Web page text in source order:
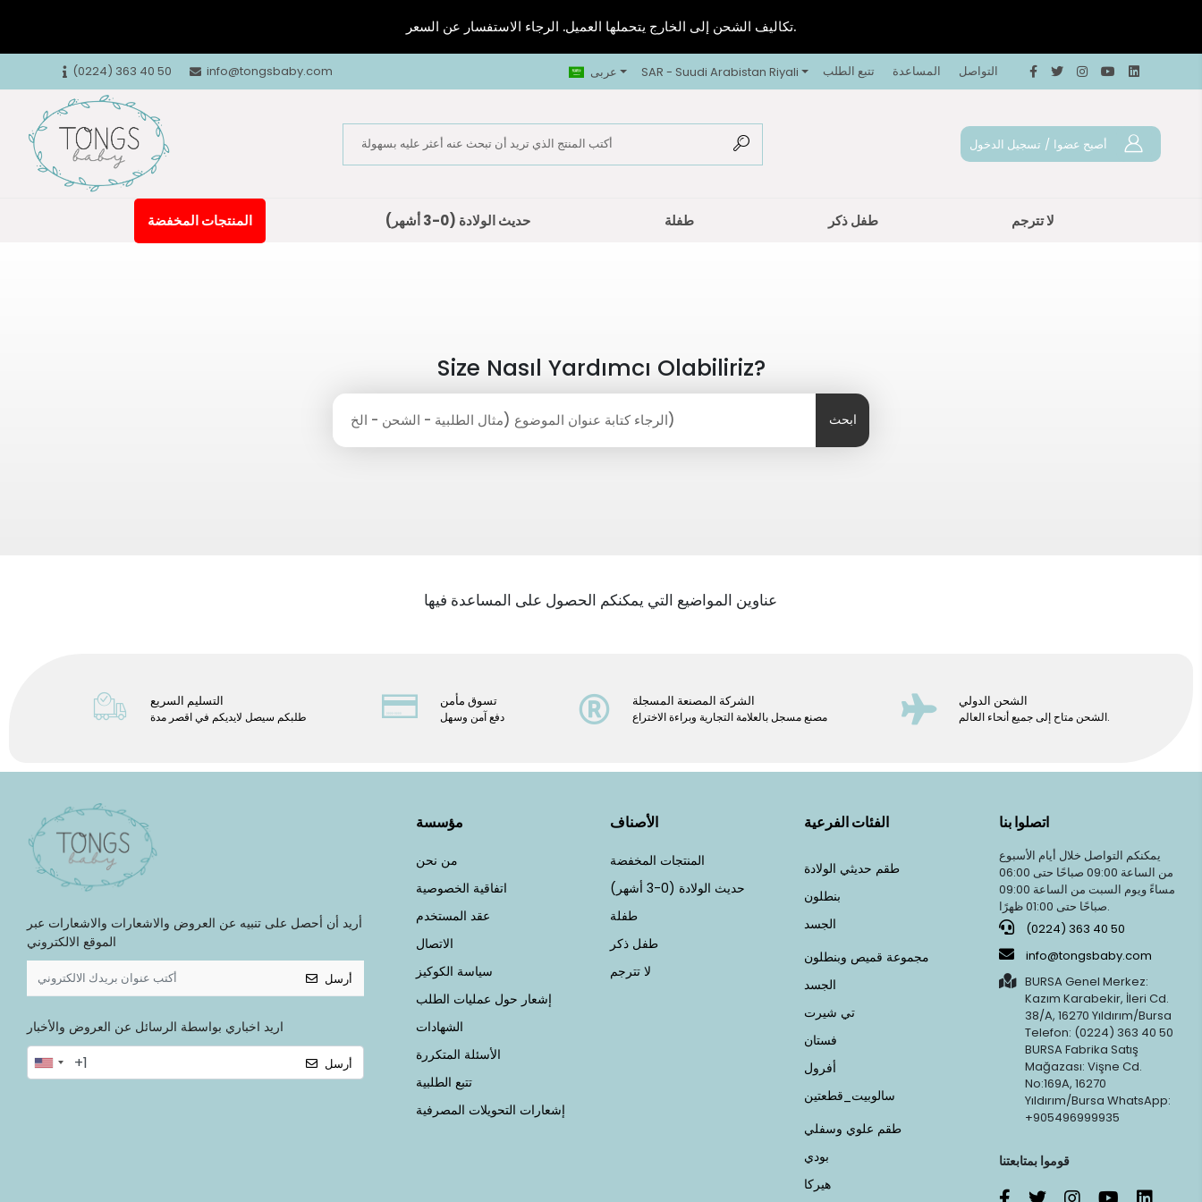
تكاليف الشحن إلى الخارج يتحملها العميل. الرجاء الاستفسار عن السعر.
(0224) 363 40 50 info@tongsbaby.com عربى SAR - Suudi Arabistan Riyali تتبع الطلب المساعدة التواصل
تسجيل الدخول / أصبح عضوا
المنتجات المخفضة حديث الولادة (0-3 أشهر) طفلة طفل ذكر لا تترجم
Size Nasıl Yardımcı Olabiliriz?
ابحث
عناوين المواضيع التي يمكنكم الحصول على المساعدة فيها
التسليم السريع
طلبكم سيصل لايديكم في اقصر مدة
تسوق مأمن
دفع آمن وسهل
الشركة المصنعة المسجلة
مصنع مسجل بالعلامة التجارية وبراءة الاختراع
الشحن الدولي
الشحن متاح إلى جميع أنحاء العالم.
أريد أن أحصل على تنبيه عن العروض والاشعارات والاشعارات عبر
الموقع الالكتروني
أرسل
اريد اخباري بواسطة الرسائل عن العروض والأخبار
أرسل
مؤسسة
من نحن
اتفاقية الخصوصية
عقد المستخدم
الاتصال
سياسة الكوكيز
إشعار حول عمليات الطلب
الشهادات
الأسئلة المتكررة
تتبع الطلبية
إشعارات التحويلات المصرفية
الأصناف
المنتجات المخفضة
حديث الولادة (0-3 أشهر)
طفلة
طفل ذكر
لا تترجم
الفئات الفرعية
طقم حديثي الولادة
بنطلون
الجسد
مجموعة قميص وبنطلون
الجسد
تي شيرت
فستان
أفرول
سالوبيت_قطعتين
طقم علوي وسفلي
بودي
هيركا
اتصلوا بنا
يمكنكم التواصل خلال أيام الأسبوع
من الساعة 09:00 صباحًا حتى 06:00
مساءً ويوم السبت من الساعة 09:00
صباحًا حتى 01:00 ظهرًا.
(0224) 363 40 50
info@tongsbaby.com
BURSA Genel Merkez:
Kazım Karabekir, İleri Cd.
38/A, 16270 Yıldırım/Bursa
Telefon: (0224) 363 40 50
BURSA Fabrika Satış
Mağazası: Vişne Cd.
No:169A, 16270
Yıldırım/Bursa WhatsApp:
+905496999935
قوموا بمتابعتنا